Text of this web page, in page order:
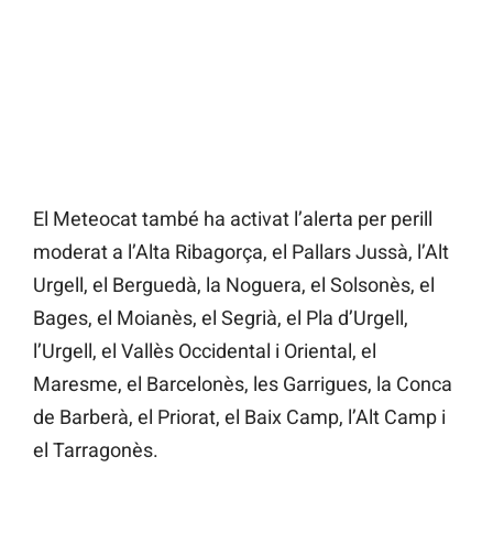
El Meteocat també ha activat l’alerta per perill
moderat a l’Alta Ribagorça, el Pallars Jussà, l’Alt
Urgell, el Berguedà, la Noguera, el Solsonès, el
Bages, el Moianès, el Segrià, el Pla d’Urgell,
l’Urgell, el Vallès Occidental i Oriental, el
Maresme, el Barcelonès, les Garrigues, la Conca
de Barberà, el Priorat, el Baix Camp, l’Alt Camp i
el Tarragonès.